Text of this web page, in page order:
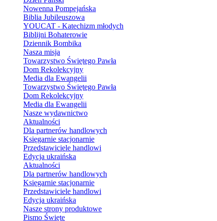
Nowenna Pompejańska
Biblia Jubileuszowa
YOUCAT - Katechizm młodych
Biblijni Bohaterowie
Dziennik Bombika
Nasza misja
Towarzystwo Świętego Pawła
Dom Rekolekcyjny
Media dla Ewangelii
Towarzystwo Świętego Pawła
Dom Rekolekcyjny
Media dla Ewangelii
Nasze wydawnictwo
Aktualności
Dla partnerów handlowych
Księgarnie stacjonarnie
Przedstawiciele handlowi
Edycja ukraińska
Aktualności
Dla partnerów handlowych
Księgarnie stacjonarnie
Przedstawiciele handlowi
Edycja ukraińska
Nasze strony produktowe
Pismo Święte